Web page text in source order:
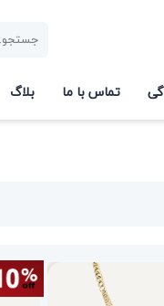
تماس با ما بلاگ